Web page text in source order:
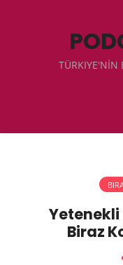
TÜRKIYE'NİN
Yetenekli
Biraz